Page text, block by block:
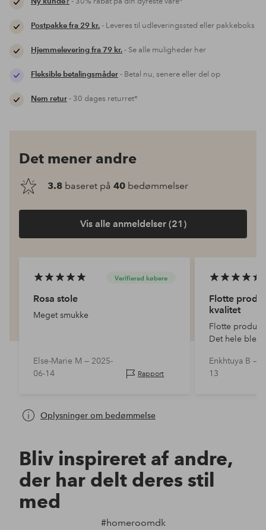
Postpakke fra 29 kr.- Leveres til udleveringssted eller pakkeboks
Hjemmelevering fra 79 kr.- Se alle muligheder her
Fleksible betalingsmåder- Betal nu, senere eller del op
Nem retur- 30 dages returret*
Det mener andre
3.8 baseret på 40 bedømmelser
Vis alle anmeldelser (21)
Verifierad købere
Rosa stole
Meget smukke
Else-Marie M — 2025-
06-14
Rapport
Flotte
kvalitet
Flotte
Det hele blev
stabelbar!
Enkhtuya B —
13
Oplysninger om bedømmelse
Bliv inspireret af andre,
der har delt deres stil
med
#homeroomdk